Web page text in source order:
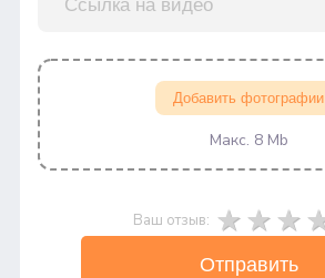
Добавить фотографии
Макс. 8 Mb
Ваш отзыв:
Отправить